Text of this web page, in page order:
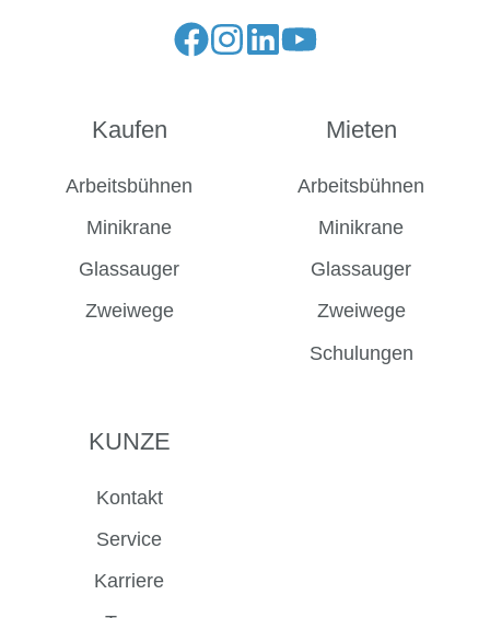
FolgeFolgeFolgeFolge
Kaufen
Arbeitsbühnen
Minikrane
Glassauger
Zweiwege
Mieten
Arbeitsbühnen
Minikrane
Glassauger
Zweiwege
Schulungen
KUNZE
Kontakt
Service
Karriere